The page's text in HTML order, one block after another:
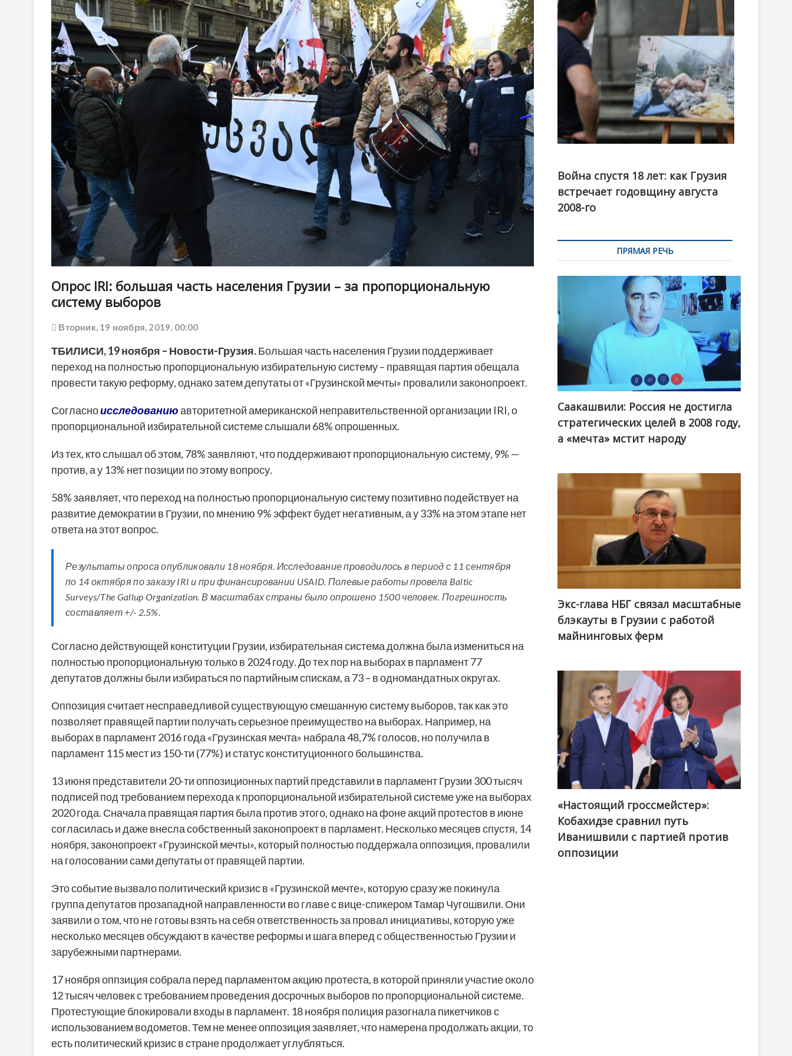
o
n
Опрос IRI: большая часть населения Грузии – за пропорциональную
систему выборов
Вторник, 19 ноября, 2019, 00:00
ТБИЛИСИ,19 ноября – Новости-Грузия.Большая часть населения Грузии поддерживает
переход на полностью пропорциональную избирательную систему – правящая партия обещала
провести такую реформу, однако затем депутаты от «Грузинской мечты» провалили законопроект.
Согласноисследованиюавторитетной американской неправительственной организации IRI, о
пропорциональной избирательной системе слышали 68% опрошенных.
Из тех, кто слышал об этом, 78% заявляют, что поддерживают пропорциональную систему, 9% —
против, а у 13% нет позиции по этому вопросу.
58% заявляет, что переход на полностью пропорциональную систему позитивно подействует на
развитие демократии в Грузии, по мнению 9% эффект будет негативным, а у 33% на этом этапе нет
ответа на этот вопрос.
Результаты опроса опубликовали 18 ноября. Исследование проводилось в период с 11 сентября
по 14 октября по заказу IRI и при финансировании USAID. Полевые работы провела Baltic
Surveys/The Gallup Organization. В масштабах страны было опрошено 1500 человек. Погрешность
составляет +/- 2.5%.
Согласно действующей конституции Грузии, избирательная система должна была измениться на
полностью пропорциональную только в 2024 году. До тех пор на выборах в парламент 77
депутатов должны были избираться по партийным спискам, а 73 – в одномандатных округах.
Оппозиция считает несправедливой существующую смешанную систему выборов, так как это
позволяет правящей партии получать серьезное преимущество на выборах. Например, на
выборах в парламент 2016 года «Грузинская мечта» набрала 48,7% голосов, но получила в
парламент 115 мест из 150-ти (77%) и статус конституционного большинства.
13 июня представители 20-ти оппозиционных партий представили в парламент Грузии 300 тысяч
подписей под требованием перехода к пропорциональной избирательной системе уже на выборах
2020 года. Сначала правящая партия была против этого, однако на фоне акций протестов в июне
согласилась и даже внесла собственный законопроект в парламент. Несколько месяцев спустя, 14
ноября, законопроект «Грузинской мечты», который полностью поддержала оппозиция, провалили
на голосовании сами депутаты от правящей партии.
Это событие вызвало политический кризис в «Грузинской мечте», которую сразу же покинула
группа депутатов прозападной направленности во главе с вице-спикером Тамар Чугошвили. Они
заявили о том, что не готовы взять на себя ответственность за провал инициативы, которую уже
несколько месяцев обсуждают в качестве реформы и шага вперед с общественностью Грузии и
зарубежными партнерами.
17 ноября оппзиция собрала перед парламентом акцию протеста, в которой приняли участие около
12 тысяч человек с требованием проведения досрочных выборов по пропорциональной системе.
Протестующие блокировали входы в парламент. 18 ноября полиция разогнала пикетчиков с
использованием водометов. Тем не менее оппозиция заявляет, что намерена продолжать акции, то
есть политический кризис в стране продолжает углубляться.
канал
Война спустя 18 лет: как Грузия
встречает годовщину августа
2008-го
ПРЯМАЯ РЕЧЬ
Саакашвили: Россия не достигла
стратегических целей в 2008 году,
а «мечта» мстит народу
Экс-глава НБГ связал масштабные
блэкауты в Грузии с работой
майнинговых ферм
@ქართული ოცნება / Georgian Dream
«Настоящий гроссмейстер»:
Кобахидзе сравнил путь
Иванишвили с партией против
оппозиции